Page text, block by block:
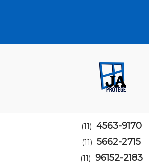
(11) 4563-9170
(11) 5662-2715
(11) 96152-2183